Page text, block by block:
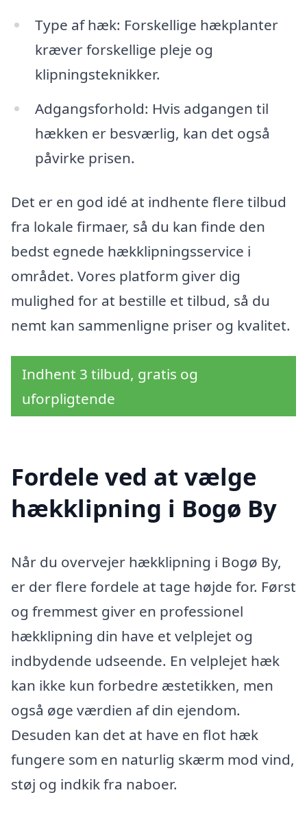
Type af hæk: Forskellige hækplanter
kræver forskellige pleje og
klipningsteknikker.
Adgangsforhold: Hvis adgangen til
hækken er besværlig, kan det også
påvirke prisen.
Det er en god idé at indhente flere tilbud
fra lokale firmaer, så du kan finde den
bedst egnede hækklipningsservice i
området. Vores platform giver dig
mulighed for at bestille et tilbud, så du
nemt kan sammenligne priser og kvalitet.
Indhent 3 tilbud, gratis og
uforpligtende
Fordele ved at vælge
hækklipning i Bogø By
Når du overvejer hækklipning i Bogø By,
er der flere fordele at tage højde for. Først
og fremmest giver en professionel
hækklipning din have et velplejet og
indbydende udseende. En velplejet hæk
kan ikke kun forbedre æstetikken, men
også øge værdien af din ejendom.
Desuden kan det at have en flot hæk
fungere som en naturlig skærm mod vind,
støj og indkik fra naboer.